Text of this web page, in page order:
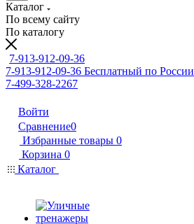
Каталог
По всему сайту
По каталогу
7-913-912-09-36
7-913-912-09-36 Бесплатный по России
7-499-328-2267
Войти
Сравнение0
Избранные товары 0
Корзина 0
Каталог